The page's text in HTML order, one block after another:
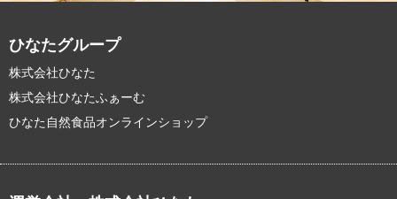
ひなたグループ
株式会社ひなた
株式会社ひなたふぁーむ
ひなた自然食品オンラインショップ